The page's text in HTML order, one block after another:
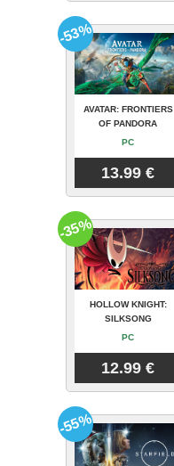
AVATAR: FRONTIERS
OF PANDORA
PC
13.99 €
-53%
HOLLOW KNIGHT:
SILKSONG
PC
12.99 €
-35%
-55%